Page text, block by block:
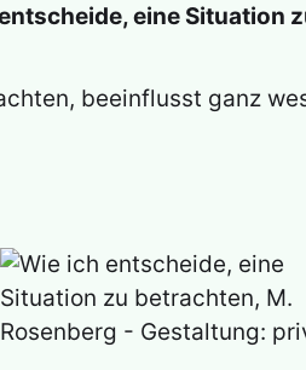
eine Situation
beeinflusst ganz